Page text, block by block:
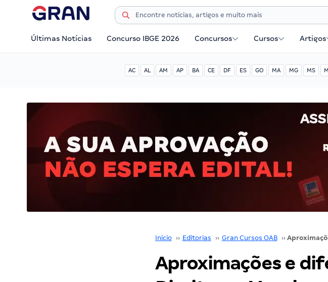
Últimas Notícias Concurso IBGE 2026 Concursos Cursos Artigos
AC AL AM AP BA CE DF ES GO MA MG MS
Início ›› Editorias ›› Gran Cursos OAB ››
Aproximações e